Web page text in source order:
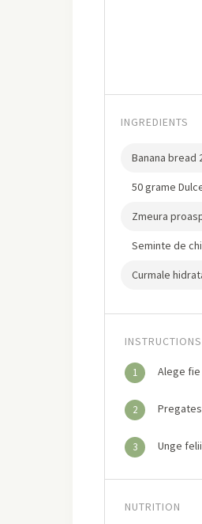
INGREDIENTS
Banana bread
50 grame
Zmeura
Seminte de
Curmale
INSTRUCTIONS
1 Alege
2
3 Unge
NUTRITION